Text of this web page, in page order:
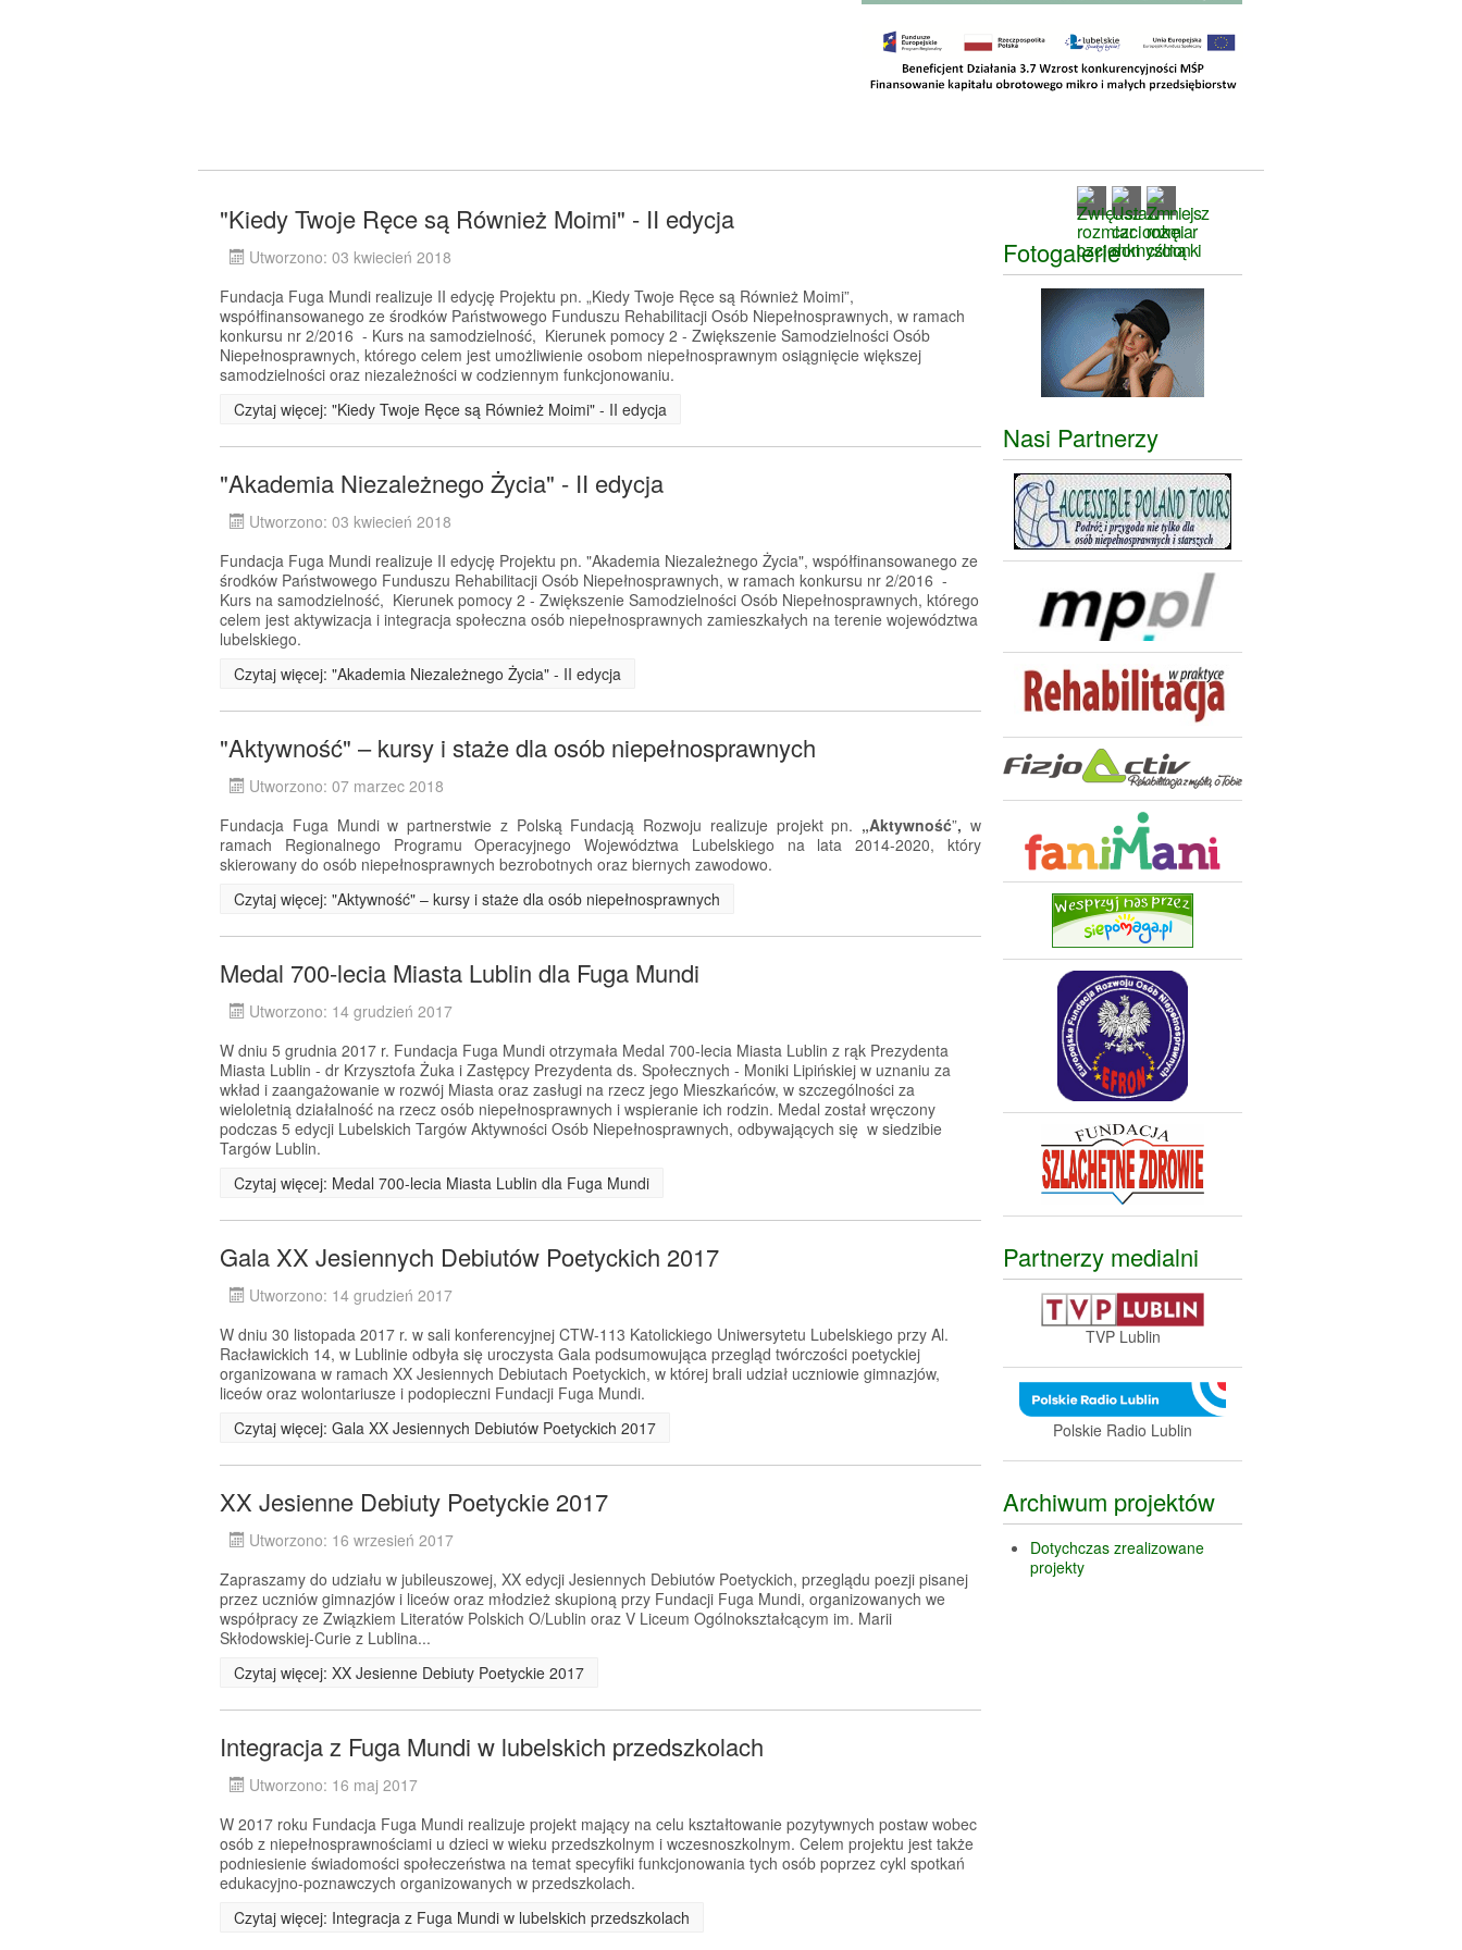
"Kiedy Twoje Ręce są Również Moimi" - II edycja
Utworzono: 03 kwiecień 2018
Fundacja Fuga Mundi realizuje II edycję Projektu pn. „Kiedy Twoje Ręce są Również Moimi”,
współfinansowanego ze środków Państwowego Funduszu Rehabilitacji Osób Niepełnosprawnych, w ramach
konkursu nr 2/2016 - Kurs na samodzielność, Kierunek pomocy 2 - Zwiększenie Samodzielności Osób
Niepełnosprawnych, którego celem jest umożliwienie osobom niepełnosprawnym osiągnięcie większej
samodzielności oraz niezależności w codziennym funkcjonowaniu.
Czytaj więcej: "Kiedy Twoje Ręce są Również Moimi" - II edycja
"Akademia Niezależnego Życia" - II edycja
Utworzono: 03 kwiecień 2018
Fundacja Fuga Mundi realizuje II edycję Projektu pn. "Akademia Niezależnego Życia", współfinansowanego ze
środków Państwowego Funduszu Rehabilitacji Osób Niepełnosprawnych, w ramach konkursu nr 2/2016 -
Kurs na samodzielność, Kierunek pomocy 2 - Zwiększenie Samodzielności Osób Niepełnosprawnych, którego
celem jest aktywizacja i integracja społeczna osób niepełnosprawnych zamieszkałych na terenie województwa
lubelskiego.
Czytaj więcej: "Akademia Niezależnego Życia" - II edycja
"Aktywność" – kursy i staże dla osób niepełnosprawnych
Utworzono: 07 marzec 2018
Fundacja Fuga Mundi w partnerstwie z Polską Fundacją Rozwoju realizuje projekt pn. „Aktywność”, w
ramach Regionalnego Programu Operacyjnego Województwa Lubelskiego na lata 2014-2020, który
skierowany do osób niepełnosprawnych bezrobotnych oraz biernych zawodowo.
Czytaj więcej: "Aktywność" – kursy i staże dla osób niepełnosprawnych
Medal 700-lecia Miasta Lublin dla Fuga Mundi
Utworzono: 14 grudzień 2017
W dniu 5 grudnia 2017 r. Fundacja Fuga Mundi otrzymała Medal 700-lecia Miasta Lublin z rąk Prezydenta
Miasta Lublin - dr Krzysztofa Żuka i Zastępcy Prezydenta ds. Społecznych - Moniki Lipińskiej w uznaniu za
wkład i zaangażowanie w rozwój Miasta oraz zasługi na rzecz jego Mieszkańców, w szczególności za
wieloletnią działalność na rzecz osób niepełnosprawnych i wspieranie ich rodzin. Medal został wręczony
podczas 5 edycji Lubelskich Targów Aktywności Osób Niepełnosprawnych, odbywających się w siedzibie
Targów Lublin.
Czytaj więcej: Medal 700-lecia Miasta Lublin dla Fuga Mundi
Gala XX Jesiennych Debiutów Poetyckich 2017
Utworzono: 14 grudzień 2017
W dniu 30 listopada 2017 r. w sali konferencyjnej CTW-113 Katolickiego Uniwersytetu Lubelskiego przy Al.
Racławickich 14, w Lublinie odbyła się uroczysta Gala podsumowująca przegląd twórczości poetyckiej
organizowana w ramach XX Jesiennych Debiutach Poetyckich, w której brali udział uczniowie gimnazjów,
liceów oraz wolontariusze i podopieczni Fundacji Fuga Mundi.
Czytaj więcej: Gala XX Jesiennych Debiutów Poetyckich 2017
XX Jesienne Debiuty Poetyckie 2017
Utworzono: 16 wrzesień 2017
Zapraszamy do udziału w jubileuszowej, XX edycji Jesiennych Debiutów Poetyckich, przeglądu poezji pisanej
przez uczniów gimnazjów i liceów oraz młodzież skupioną przy Fundacji Fuga Mundi, organizowanych we
współpracy ze Związkiem Literatów Polskich O/Lublin oraz V Liceum Ogólnokształcącym im. Marii
Skłodowskiej-Curie z Lublina...
Czytaj więcej: XX Jesienne Debiuty Poetyckie 2017
Integracja z Fuga Mundi w lubelskich przedszkolach
Utworzono: 16 maj 2017
W 2017 roku Fundacja Fuga Mundi realizuje projekt mający na celu kształtowanie pozytywnych postaw wobec
osób z niepełnosprawnościami u dzieci w wieku przedszkolnym i wczesnoszkolnym. Celem projektu jest także
podniesienie świadomości społeczeństwa na temat specyfiki funkcjonowania tych osób poprzez cykl spotkań
edukacyjno-poznawczych organizowanych w przedszkolach.
Czytaj więcej: Integracja z Fuga Mundi w lubelskich przedszkolach
Fotogalerie
Nasi Partnerzy
Partnerzy medialni
TVP Lublin
Polskie Radio Lublin
Archiwum projektów
Dotychczas zrealizowane
projekty